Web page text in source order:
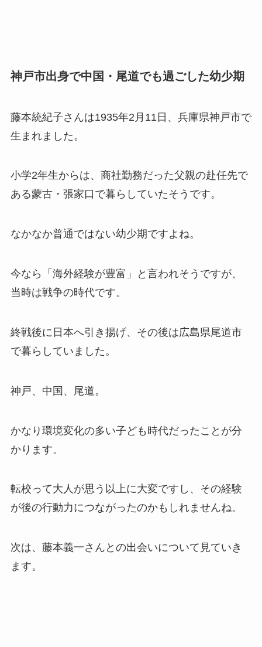
神戸市出身で中国・尾道でも過ごした幼少期
藤本統紀子さんは1935年2月11日、兵庫県神戸市で
生まれました。
小学2年生からは、商社勤務だった父親の赴任先で
ある蒙古・張家口で暮らしていたそうです。
なかなか普通ではない幼少期ですよね。
今なら「海外経験が豊富」と言われそうですが、
当時は戦争の時代です。
終戦後に日本へ引き揚げ、その後は広島県尾道市
で暮らしていました。
神戸、中国、尾道。
かなり環境変化の多い子ども時代だったことが分
かります。
転校って大人が思う以上に大変ですし、その経験
が後の行動力につながったのかもしれませんね。
次は、藤本義一さんとの出会いについて見ていき
ます。